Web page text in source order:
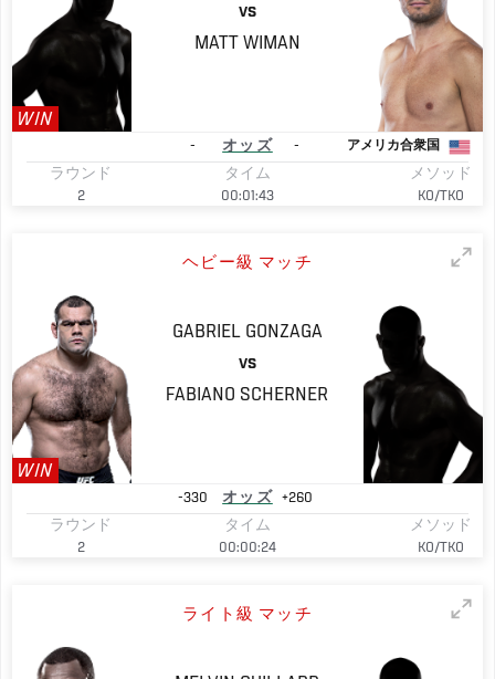
WIN
VS
MATT WIMAN
- オッズ - アメリカ合衆国
ラウンド
2
タイム
00:01:43
メソッド
KO/TKO
ヘビー級 マッチ
WIN
GABRIEL GONZAGA
VS
FABIANO SCHERNER
-330 オッズ
+260
ラウンド
2
タイム
00:00:24
メソッド
KO/TKO
ライト級 マッチ